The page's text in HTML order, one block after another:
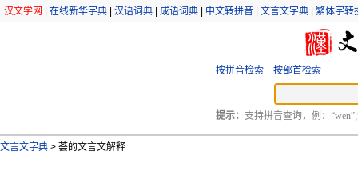
汉文学网 在线新华字典 汉语词典 成语词典 中文转拼音 文言文字典 繁体字转
按拼音检索 按部首检索
提示： 支持拼音查询，例：
文言文字典 > 荟的文言文解释